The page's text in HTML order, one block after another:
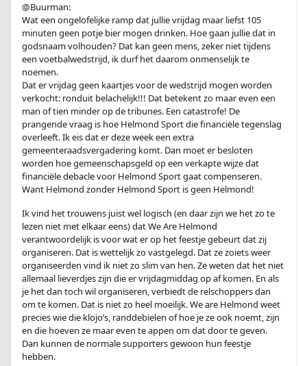
@Buurman:
Wat een ongelofelijke ramp dat jullie vrijdag maar liefst 105
minuten geen potje bier mogen drinken. Hoe gaan jullie dat in
godsnaam volhouden? Dat kan geen mens, zeker niet tijdens
een voetbalwedstrijd, ik durf het daarom onmenselijk te
noemen.
Dat er vrijdag geen kaartjes voor de wedstrijd mogen worden
verkocht: ronduit belachelijk!!! Dat betekent zo maar even een
man of tien minder op de tribunes. Een catastrofe! De
prangende vraag is hoe Helmond Sport die financiële tegenslag
overleeft. Ik eis dat er deze week een extra
gemeenteraadsvergadering komt. Dan moet er besloten
worden hoe gemeenschapsgeld op een verkapte wijze dat
financiële debacle voor Helmond Sport gaat compenseren.
Want Helmond zonder Helmond Sport is geen Helmond!
Ik vind het trouwens juist wel logisch (en daar zijn we het zo te
lezen niet met elkaar eens) dat We Are Helmond
verantwoordelijk is voor wat er op het feestje gebeurt dat zij
organiseren. Dat is wettelijk zo vastgelegd. Dat ze zoiets weer
organiseerden vind ik niet zo slim van hen. Ze weten dat het niet
allemaal lieverdjes zijn die er vrijdagmiddag op af komen. En als
je het dan toch wil organiseren, verbiedt de relschoppers dan
om te komen. Dat is niet zo heel moeilijk. We are Helmond weet
precies wie die klojo’s, randdebielen of hoe je ze ook noemt, zijn
en die hoeven ze maar even te appen om dat door te geven.
Dan kunnen de normale supporters gewoon hun feestje
hebben.